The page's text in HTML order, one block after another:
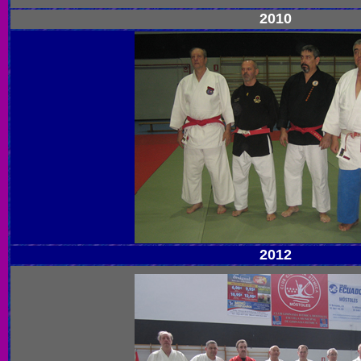
2010
2012